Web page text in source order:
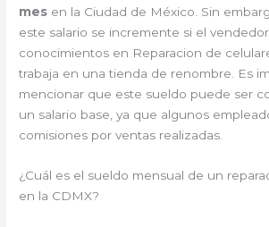
mes en la Ciudad de México. Sin
este salario se incremente si el
conocimientos en Reparacion de
trabaja en una tienda de renombre. Es
mencionar que este sueldo puede ser
un salario base, ya que algunos
comisiones por ventas realizadas.
¿Cuál es el sueldo mensual de un
en la CDMX?